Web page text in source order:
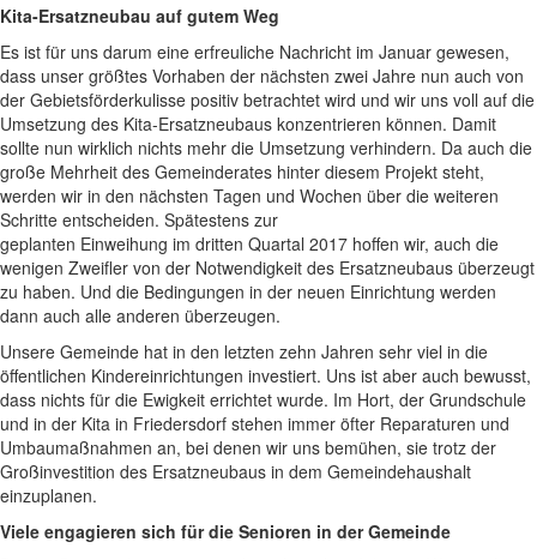
Kita-Ersatzneubau auf gutem Weg
Es ist für uns darum eine erfreuliche Nachricht im Januar gewesen,
dass unser größtes Vorhaben der nächsten zwei Jahre nun auch von
der Gebietsförderkulisse positiv betrachtet wird und wir uns voll auf die
Umsetzung des Kita-Ersatzneubaus konzentrieren können. Damit
sollte nun wirklich nichts mehr die Umsetzung verhindern. Da auch die
große Mehrheit des Gemeinderates hinter diesem Projekt steht,
werden wir in den nächsten Tagen und Wochen über die weiteren
Schritte entscheiden. Spätestens zur
geplanten Einweihung im dritten Quartal 2017 hoffen wir, auch die
wenigen Zweifler von der Notwendigkeit des Ersatzneubaus überzeugt
zu haben. Und die Bedingungen in der neuen Einrichtung werden
dann auch alle anderen überzeugen.
Unsere Gemeinde hat in den letzten zehn Jahren sehr viel in die
öffentlichen Kindereinrichtungen investiert. Uns ist aber auch bewusst,
dass nichts für die Ewigkeit errichtet wurde. Im Hort, der Grundschule
und in der Kita in Friedersdorf stehen immer öfter Reparaturen und
Umbaumaßnahmen an, bei denen wir uns bemühen, sie trotz der
Großinvestition des Ersatzneubaus in dem Gemeindehaushalt
einzuplanen.
Viele engagieren sich für die Senioren in der Gemeinde